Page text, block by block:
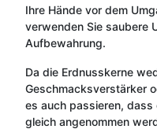
Ihre Hände vor dem
verwenden Sie saubere
Aufbewahrung.
Da die Erdnusskerne
Geschmacksverstärker
es auch passieren,
gleich angenommen